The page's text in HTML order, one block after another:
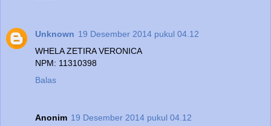
Unknown 19 Desember 2014 pukul 04.12
WHELA ZETIRA VERONICA
NPM: 11310398
Balas
Anonim 19 Desember 2014 pukul 04.12